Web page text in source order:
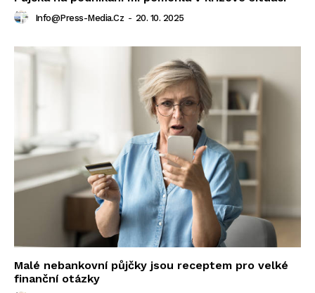
Info@press-Media.cz - 20. 10. 2025
Malé nebankovní půjčky jsou receptem pro velké
finanční otázky